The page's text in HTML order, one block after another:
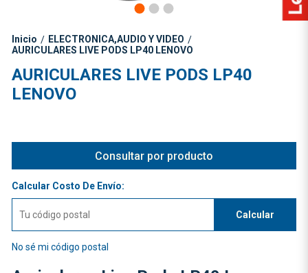
Inicio / ELECTRONICA,AUDIO Y VIDEO /
AURICULARES LIVE PODS LP40 LENOVO
AURICULARES LIVE PODS LP40
LENOVO
Consultar por producto
Calcular Costo De Envío:
Calcular
No sé mi código postal